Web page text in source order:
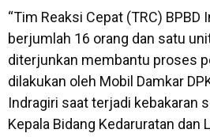
“Tim Reaksi Cepat (TRC) BPBD
berjumlah 16 orang dan satu
diterjunkan membantu proses
dilakukan oleh Mobil Damkar
Indragiri saat terjadi kebakaran
Kepala Bidang Kedaruratan dan